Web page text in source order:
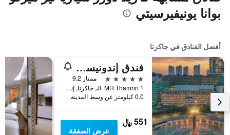
بوانا يونيفيرسيتي
أفضل الفنادق في جاكرتا
فندق إندونيسيا كمبينسكي جاكرتا
5 نجوم
ممتاز 9.2
Jl. MH Thamrin 1, جاكرتا, إندونيسيا
0.0 كيلومتر عن وسط المدينة
551 ﷼
عرض الصفقة